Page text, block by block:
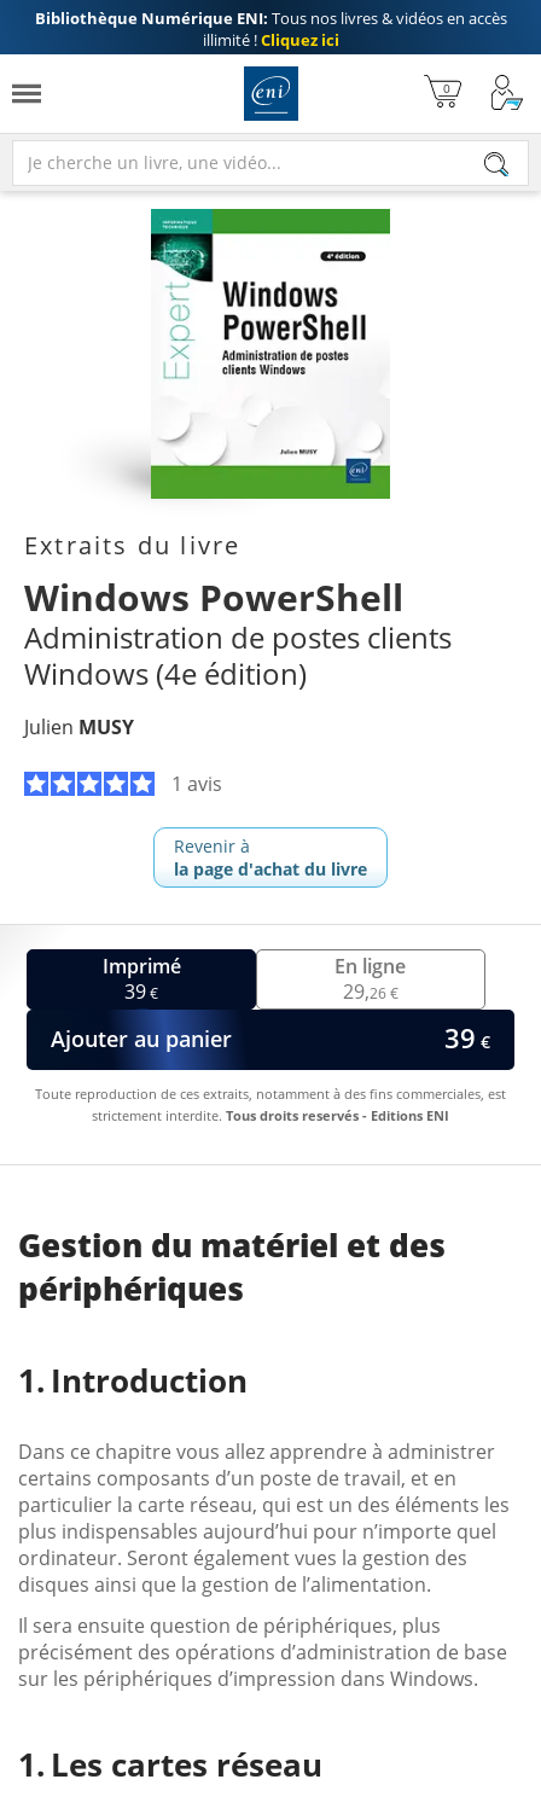
Bibliothèque Numérique ENI: Tous nos livres & vidéos en accès
illimité !Cliquez ici
Extraits du livre
Windows PowerShell
Administration de postes clients
Windows (4e édition)
Julien MUSY
1 avis
Revenir à
la page d'achat du livre
Imprimé
39€
En ligne
29,26 €
Ajouter au panier 39 €
Toute reproduction de ces extraits, notamment à des fins commerciales, est
strictement interdite. Tous droits reservés - Editions ENI
Gestion du matériel et des
périphériques
Introduction
Dans ce chapitre vous allez apprendre à administrer
certains composants d’un poste de travail, et en
particulier la carte réseau, qui est un des éléments les
plus indispensables aujourd’hui pour n’importe quel
ordinateur. Seront également vues la gestion des
disques ainsi que la gestion de l’alimentation.
Il sera ensuite question de périphériques, plus
précisément des opérations d’administration de base
sur les périphériques d’impression dans Windows.
Les cartes réseau